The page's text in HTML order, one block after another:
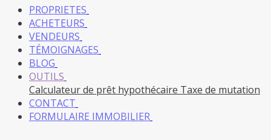
PROPRIETES
ACHETEURS
VENDEURS
TÉMOIGNAGES
BLOG
OUTILS
Calculateur de prêt hypothécaire Taxe de mutation
CONTACT
FORMULAIRE IMMOBILIER